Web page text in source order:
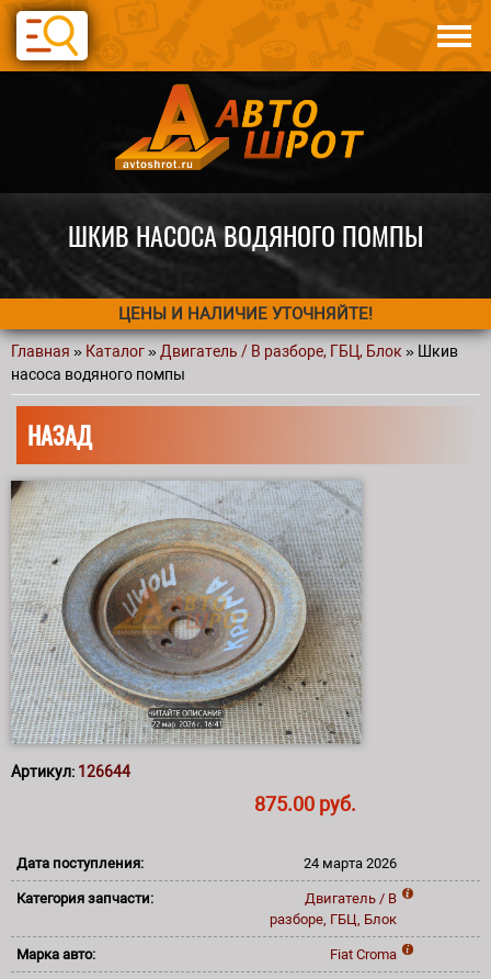
Перейти к основному содержанию
Авто по запчастям
Статьи
ШКИВ НАСОСА ВОДЯНОГО ПОМПЫ
ЦЕНЫ И НАЛИЧИЕ УТОЧНЯЙТЕ!
Вы здесь
Главная » Каталог» Двигатель / В разборе, ГБЦ, Блок » Шкив
насоса водяного помпы
НАЗАД
Артикул: 126644
875.00 руб.
Дата поступления: 24 марта 2026
Категория запчасти:
Двигатель / В
разборе, ГБЦ, Блок
Марка авто: Fiat Croma